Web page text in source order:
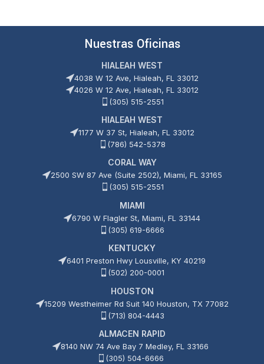
Nuestras Oficinas
HIALEAH WEST
4038 W 12 Ave, Hialeah, FL 33012
4026 W 12 Ave, Hialeah, FL 33012
(305) 515-2551
HIALEAH WEST
1177 W 37 St, Hialeah, FL 33012
(786) 542-5378
CORAL WAY
2500 SW 87 Ave (Suite 2502), Miami, FL 33165
(305) 515-2551
MIAMI
6790 W Flagler St, Miami, FL 33144
(305) 619-6666
KENTUCKY
6401 Preston Hwy Lousville, KY 40219
(502) 200-0001
HOUSTON
15209 Westheimer Rd Suit 140 Houston, TX 77082
(713) 804-4443
ALMACEN RAPID
8140 NW 74 Ave Bay 7 Medley, FL 33166
(305) 504-6666